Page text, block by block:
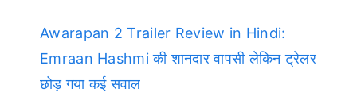
Awarapan 2 Trailer Review in Hindi:
Emraan Hashmi की शानदार वापसी लेकिन ट्रेलर
छोड़ गया कई सवाल